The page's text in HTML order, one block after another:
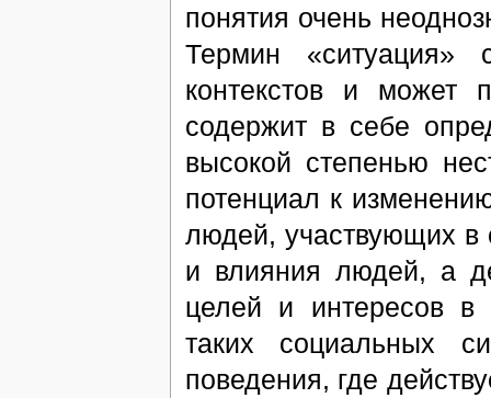
понятия очень
Термин «ситуация»
контекстов и может
содержит в себе
высокой степенью
потенциал к
людей, участвующих в
и влияния людей, а
целей и интересов в
таких социальных
поведения, где